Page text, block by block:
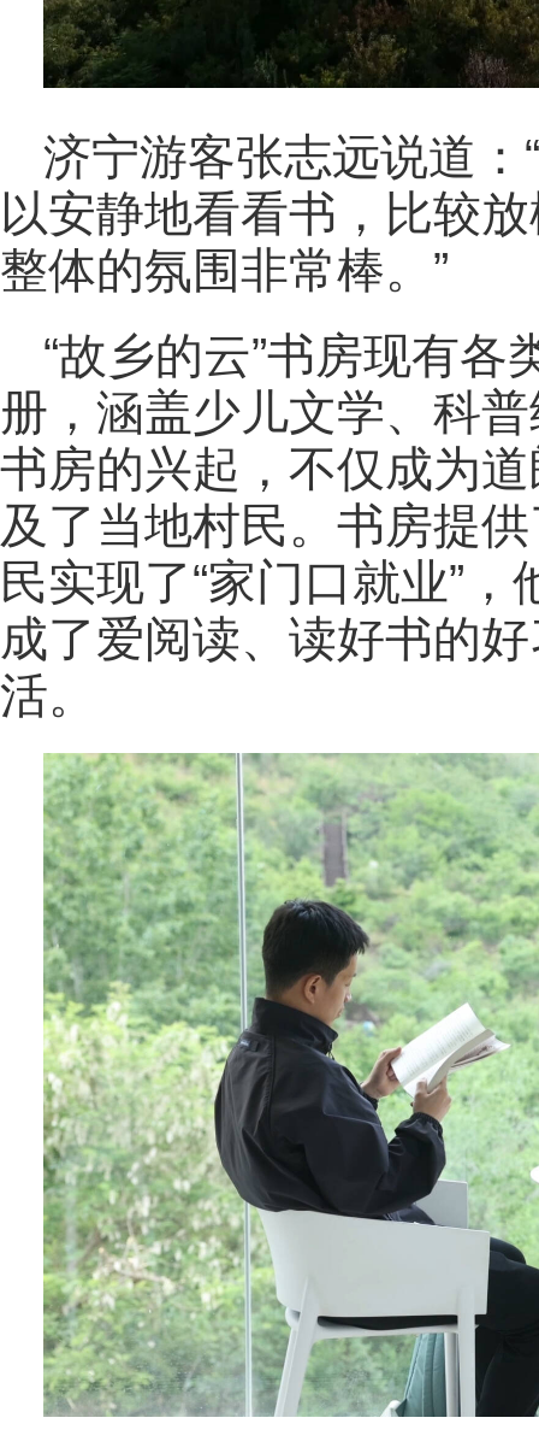
济宁游客张志远说道
以安静地看看书，比较
整体的氛围非常棒。”
“故乡的云”书房现有
册，涵盖少儿文学、科
书房的兴起，不仅成为
及了当地村民。书房提
民实现了“家门口就业”
成了爱阅读、读好书的
活。